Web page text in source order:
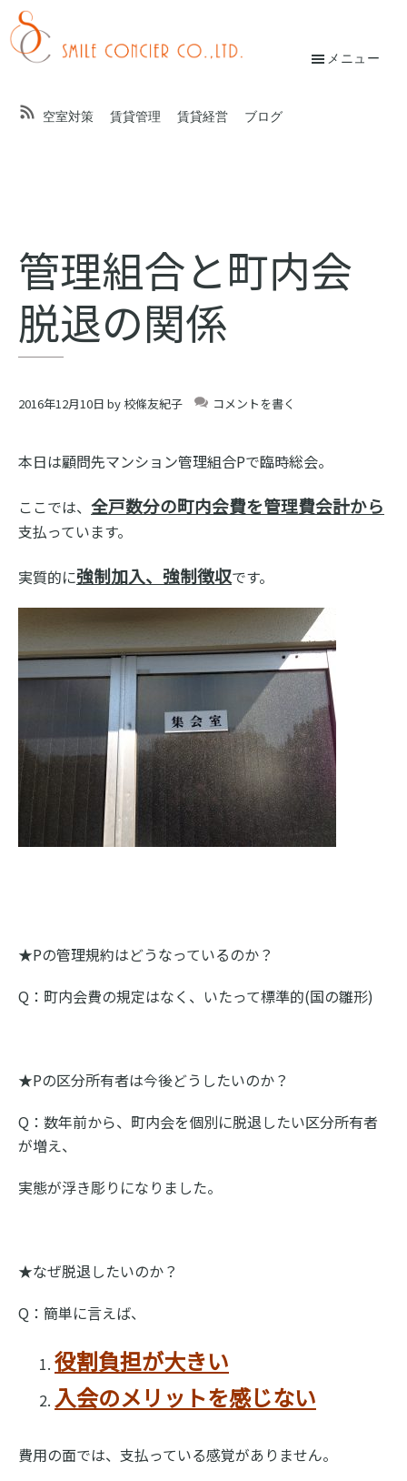
Skip
to
main
Skip
to
footer
條
オ
ン
ラ
イ
ン
ス
ク
ー
ル
空室対策 賃貸管理 賃貸経営 ブログ
メニュー
管理組合と町内会
脱退の関係
2016年12月10日 by 校條友紀子 コメントを書く
本日は顧問先マンション管理組合Pで臨時総会。
ここでは、 全戸数分の町内会費を管理費会計から
支払っています。
実質的に強制加入、強制徴収です。
★Pの管理規約はどうなっているのか？
Q：町内会費の規定はなく、いたって標準的(国の雛形)
★Pの区分所有者は今後どうしたいのか？
Q：数年前から、町内会を個別に脱退したい区分所有者
が増え、
実態が浮き彫りになりました。
★なぜ脱退したいのか？
Q：簡単に言えば、
役割負担が大きい
入会のメリットを感じない
費用の面では、支払っている感覚がありません。